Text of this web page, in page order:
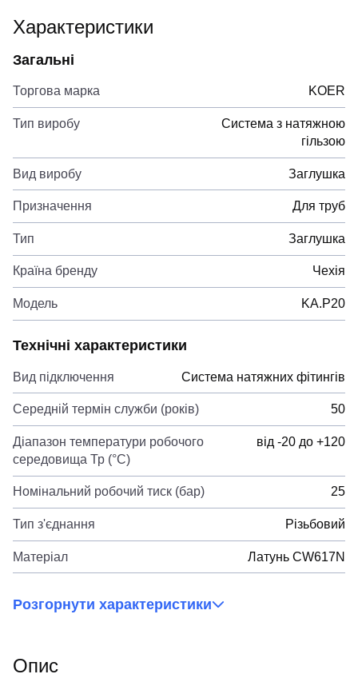
Характеристики
Загальні
Торгова марка KOER
Тип виробу
Система з натяжною
гільзою
Вид виробу Заглушка
Призначення Для труб
Тип Заглушка
Країна бренду Чехія
Модель KA.P20
Технічні характеристики
Вид підключення Система натяжних фітингів
Середній термін служби (років) 50
Діапазон температури робочого
середовища Тр (°С)
від -20 до +120
Номінальний робочий тиск (бар) 25
Тип з'єднання Різьбовий
Матеріал Латунь CW617N
Розгорнути характеристики
Опис